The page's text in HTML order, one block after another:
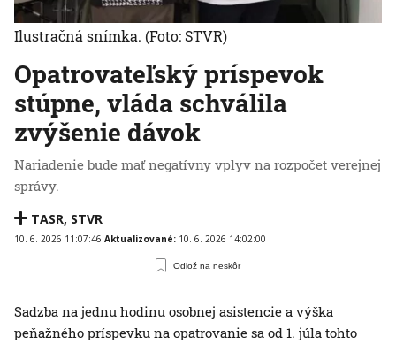
Opatrovateľský príspevok
stúpne, vláda schválila
zvýšenie dávok
Nariadenie bude mať negatívny vplyv na rozpočet verejnej
správy.
TASR, STVR
10. 6. 2026 11:07:46 Aktualizované: 10. 6. 2026 14:02:00
Odlož na neskôr
Ilustračná snímka. (Foto: STVR)
Sadzba na jednu hodinu osobnej asistencie a výška
peňažného príspevku na opatrovanie sa od 1. júla tohto